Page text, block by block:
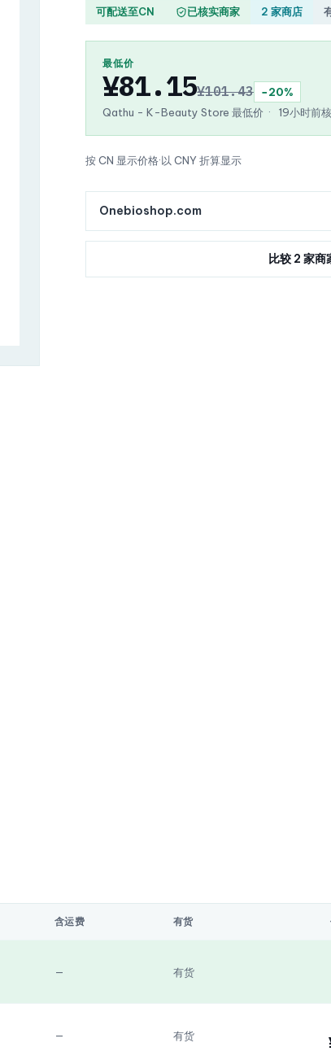
可配送至CN 已核实商家 2 家商店
最低价
¥81.15¥101.43
−20%
Qathu - K-Beauty Store 最低价 · 19小时前
按 CN 显示价格·以 CNY 折算显示
Onebioshop.com
比较 2 家商
含运费 有货
— 有货
— 有货